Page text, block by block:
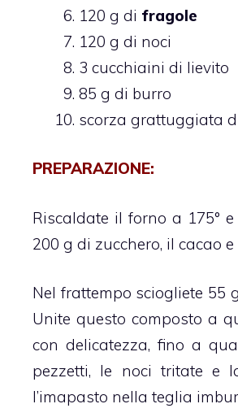
120 g di fragole
120 g di noci
3 cucchiaini di lievito
85 g di burro
scorza grattuggiata
PREPARAZIONE:
Riscaldate il forno a 175°
200 g di zucchero, il cacao
Nel frattempo sciogliete 55
Unite questo composto a
con delicatezza, fino a
pezzetti, le noci tritate e
l’imapasto nella teglia